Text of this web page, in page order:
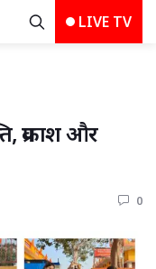
LIVE TV
प्रकाश और
0